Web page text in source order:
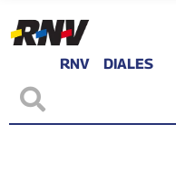
RNV DIALES